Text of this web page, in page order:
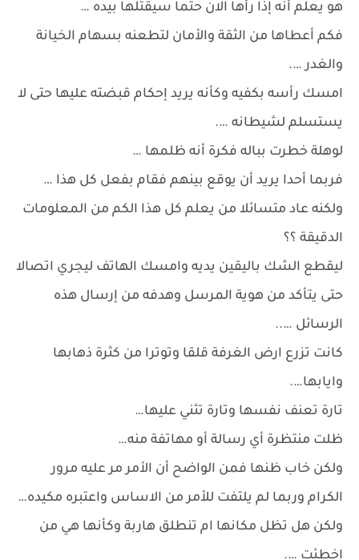
هو يعلم أنه إذا رأها الان حتما سيقتلها بيده …
فكم أعطاها من الثقة والأمان لتطعنه بسهام الخيانة
والغدر ….
امسك رأسه بكفيه وكأنه يريد إحكام قبضته عليها حتى لا
يستسلم لشيطانه ….
لوهلة خطرت بباله فكرة أنه ظلمها …
فربما أحدا يريد أن يوقع بينهم فقام بفعل كل هذا …
ولكنه عاد متسائلا من يعلم كل هذا الكم من المعلومات
الدقيقة ؟؟
ليقطع الشك باليقين يديه وامسك الهاتف ليجري اتصالا
حتى يتأكد من هوية المرسل وهدفه من إرسال هذه
الرسائل …..
كانت تزرع ارض الغرفة قلقا وتوترا من كثرة ذهابها
وايابها….
تارة تعنف نفسها وتارة تثني عليها…
ظلت منتظرة أي رسالة أو مهاتفة منه…
ولكن خاب ظنها فمن الواضح أن الأمر مر عليه مرور
الكرام وربما لم يلتفت للأمر من الاساس واعتبره مكيده…
ولكن هل تظل مكانها ام تنطلق هاربة وكأنها هي من
اخطئت ….